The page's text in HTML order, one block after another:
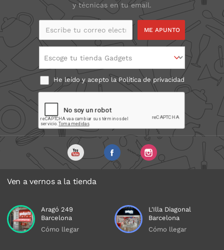
y técnicas en tu email.
Escribe tu correo
Escoge tu tienda Gadgets
He leído y acepto laPolítica de privacidad
Ven a vernos a la tienda
Aragó 249
Barcelona
Cómo llegar
L'Illa Diagonal
Barcelona
Cómo llegar